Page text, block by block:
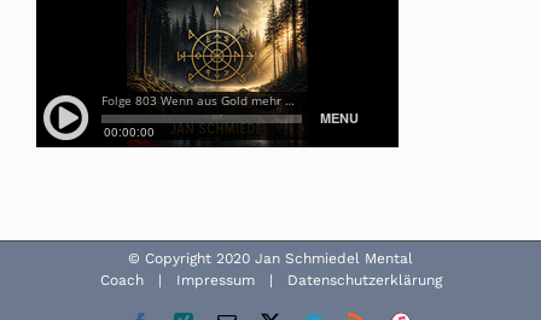
© Copyright 2020 Jan Schmiedel Mental
Coach |
Impressum| Datenschutzerklärung